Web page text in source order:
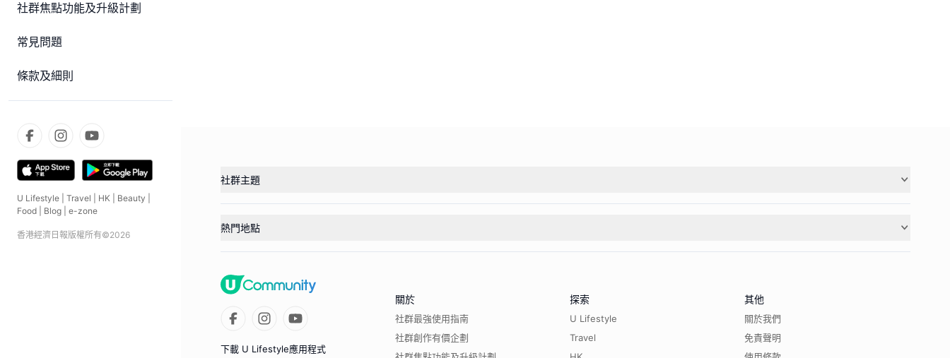
社群焦點功能及升級計劃
常見問題
條款及細則
U Lifestyle Travel HK Beauty
Food
Blog e-zone
香港經濟日報版權所有©2026
社群主題
熱門地點
下載 U Lifestyle應用程式
關於
社群最強使用指南
社群創作有價企劃
探索
U Lifestyle
Travel
其他
關於我們
免責聲明